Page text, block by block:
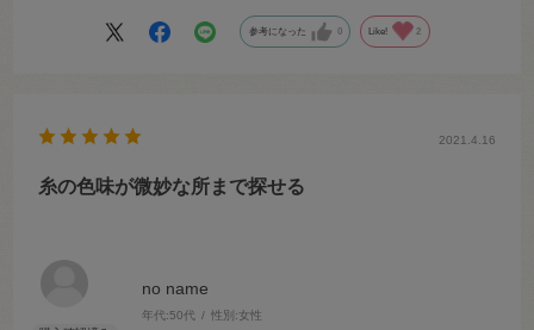
参考になった 0 Like! 2
no name
年代:50代 性別:女性
2021.4.16
糸の色味が微妙な所まで探せる